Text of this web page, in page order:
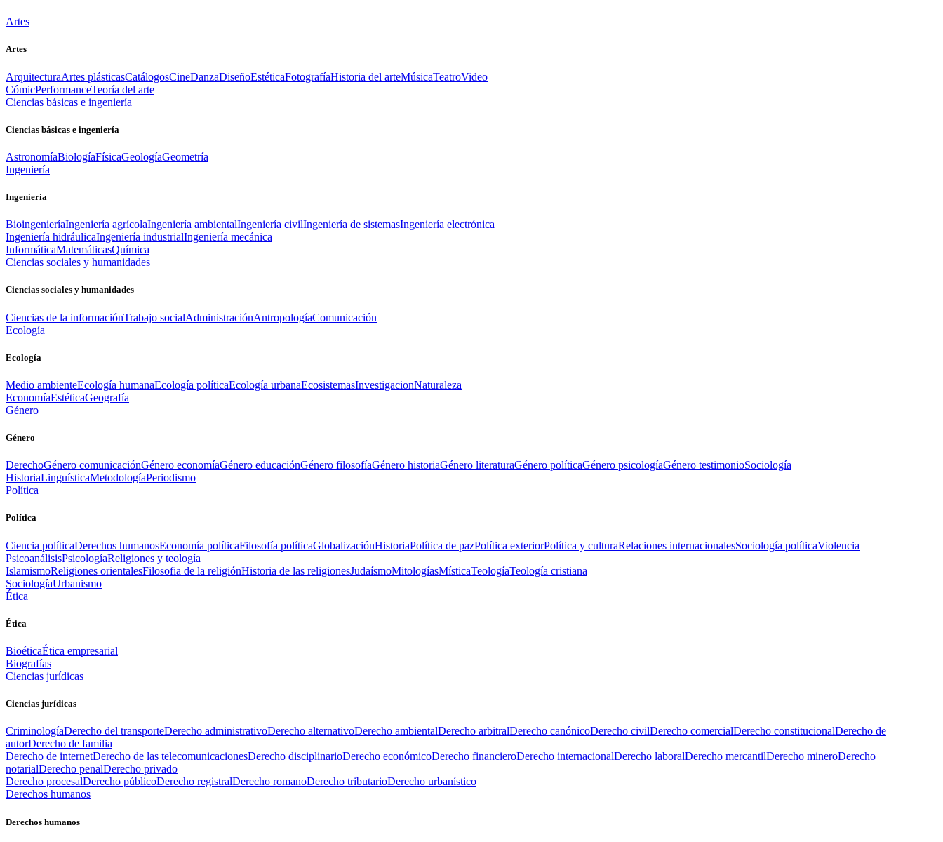
Artes
Artes
ArquitecturaArtes plásticasCatálogosCineDanzaDiseñoEstéticaFotografíaHistoria del arteMúsicaTeatroVideo
CómicPerformanceTeoría del arte
Ciencias básicas e ingeniería
Ciencias básicas e ingeniería
AstronomíaBiologíaFísicaGeologíaGeometría
Ingeniería
Ingeniería
BioingenieríaIngeniería agrícolaIngeniería ambientalIngeniería civilIngeniería de sistemasIngeniería electrónica
Ingeniería hidráulicaIngeniería industrialIngeniería mecánica
InformáticaMatemáticasQuímica
Ciencias sociales y humanidades
Ciencias sociales y humanidades
Ciencias de la informaciónTrabajo socialAdministraciónAntropologíaComunicación
Ecología
Ecología
Medio ambienteEcología humanaEcología políticaEcología urbanaEcosistemasInvestigacionNaturaleza
EconomíaEstéticaGeografía
Género
Género
DerechoGénero comunicaciónGénero economíaGénero educaciónGénero filosofíaGénero historiaGénero literaturaGénero políticaGénero psicologíaGénero testimonioSociología
HistoriaLinguísticaMetodologíaPeriodismo
Política
Política
Ciencia políticaDerechos humanosEconomía políticaFilosofía políticaGlobalizaciónHistoriaPolítica de pazPolítica exteriorPolítica y culturaRelaciones internacionalesSociología políticaViolencia
PsicoanálisisPsicologíaReligiones y teología
IslamismoReligiones orientalesFilosofia de la religiónHistoria de las religionesJudaísmoMitologíasMísticaTeologíaTeología cristiana
SociologíaUrbanismo
Ética
Ética
BioéticaÉtica empresarial
Biografías
Ciencias jurídicas
Ciencias jurídicas
CriminologíaDerecho del transporteDerecho administrativoDerecho alternativoDerecho ambientalDerecho arbitralDerecho canónicoDerecho civilDerecho comercialDerecho constitucionalDerecho de
autorDerecho de familia
Derecho de internetDerecho de las telecomunicacionesDerecho disciplinarioDerecho económicoDerecho financieroDerecho internacionalDerecho laboralDerecho mercantilDerecho mineroDerecho
notarialDerecho penalDerecho privado
Derecho procesalDerecho públicoDerecho registralDerecho romanoDerecho tributarioDerecho urbanístico
Derechos humanos
Derechos humanos